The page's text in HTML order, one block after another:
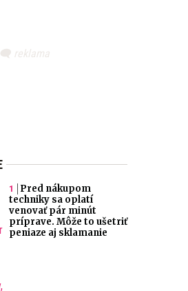
Pred nákupom
techniky sa oplatí
venovať pár minút
príprave. Môže to ušetriť
peniaze aj sklamanie